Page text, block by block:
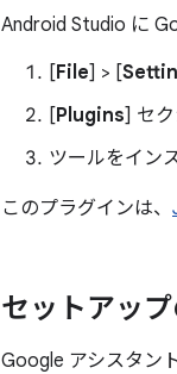
Android Studio に
[File] > [
[Plugins] セ
ツールをイン
このプラグインは、
セットアッ
Google アシスタン